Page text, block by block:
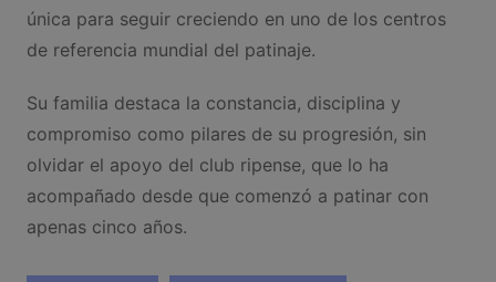
única para seguir creciendo en uno de los centros
de referencia mundial del patinaje.
Su familia destaca la constancia, disciplina y
compromiso como pilares de su progresión, sin
olvidar el apoyo del club ripense, que lo ha
acompañado desde que comenzó a patinar con
apenas cinco años.